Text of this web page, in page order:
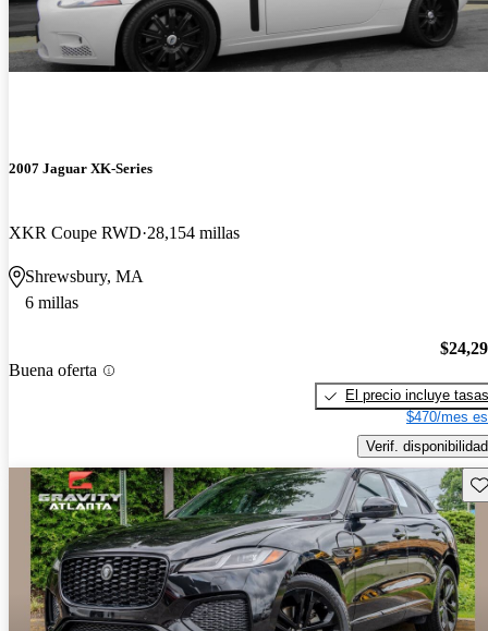
2007 Jaguar XK-Series
XKR Coupe RWD 28,154 millas
Shrewsbury, MA
6 millas
Buena oferta
El precio incluye tasas
$470/mes
Verif. disponibilidad